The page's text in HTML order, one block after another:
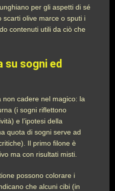
per gli aspetti di sé
scarti olive marce o sputi i
contenuti utili da ciò che
su sogni ed
cadere nel magico: la
(i sogni riflettono
e l’ipotesi della
quota di sogni serve ad
Il primo filone è
ma con risultati misti.
possono colorare i
che alcuni cibi (in